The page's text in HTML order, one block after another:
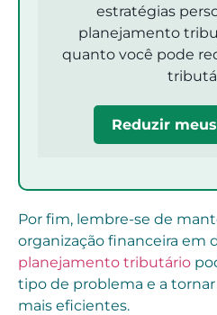
estratégias
planejamento
quanto você pode
Reduzir
Por fim, lembre-se de
organização financeira em
planejamento tributário
tipo de problema e a
mais eficientes.